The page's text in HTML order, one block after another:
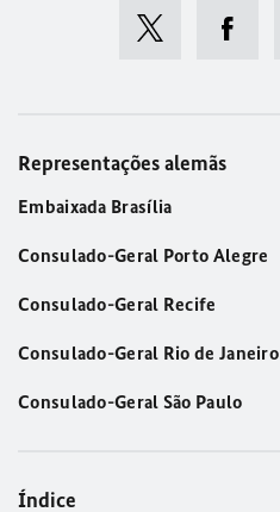
Representações alemãs
Embaixada Brasília
Consulado-Geral Porto Alegre
Consulado-Geral Recife
Consulado-Geral Rio de Janeiro
Consulado-Geral São Paulo
Índice